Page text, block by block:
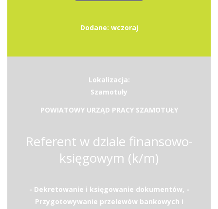
Dodane: wczoraj
Lokalizacja:
Szamotuły
POWIATOWY URZĄD PRACY SZAMOTUŁY
Referent w dziale finansowo-
księgowym (k/m)
- Dekretowanie i księgowanie dokumentów, -
Przygotowywanie przelewów bankowych i